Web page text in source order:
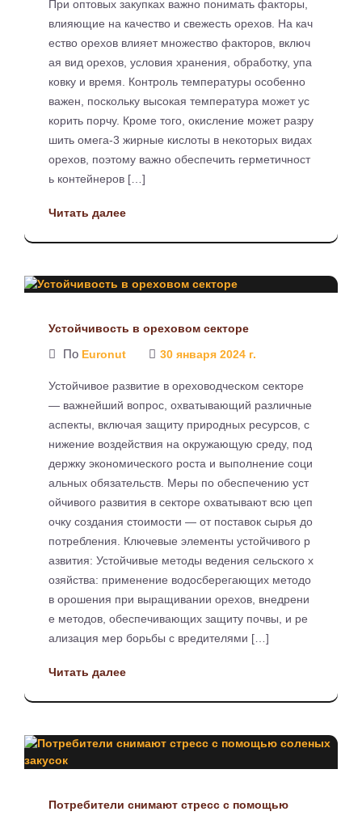
При оптовых закупках важно понимать факторы,
влияющие на качество и свежесть орехов. На кач
ество орехов влияет множество факторов, включ
ая вид орехов, условия хранения, обработку, упа
ковку и время. Контроль температуры особенно
важен, поскольку высокая температура может ус
корить порчу. Кроме того, окисление может разру
шить омега-3 жирные кислоты в некоторых видах
орехов, поэтому важно обеспечить герметичност
ь контейнеров […]
Читать далее
Устойчивость в ореховом секторе
По Euronut 30 января 2024 г.
Устойчивое развитие в ореховодческом секторе
— важнейший вопрос, охватывающий различные
аспекты, включая защиту природных ресурсов, с
нижение воздействия на окружающую среду, под
держку экономического роста и выполнение соци
альных обязательств. Меры по обеспечению уст
ойчивого развития в секторе охватывают всю цеп
очку создания стоимости — от поставок сырья до
потребления. Ключевые элементы устойчивого р
азвития: Устойчивые методы ведения сельского х
озяйства: применение водосберегающих методо
в орошения при выращивании орехов, внедрени
е методов, обеспечивающих защиту почвы, и ре
ализация мер борьбы с вредителями […]
Читать далее
Потребители снимают стресс с помощью